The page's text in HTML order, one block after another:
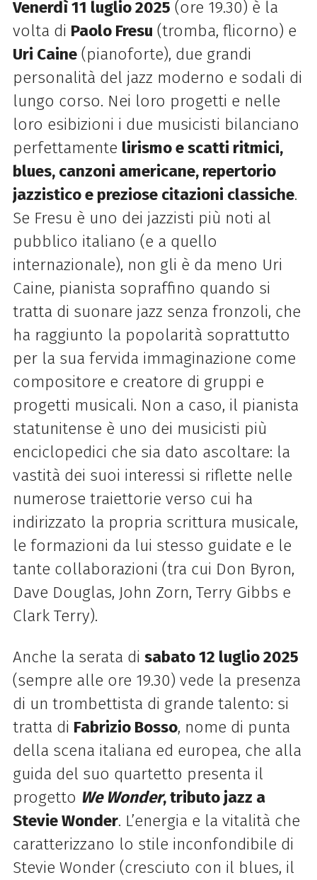
Venerdì 11 luglio 2025 (ore 19.30) è la
volta di Paolo Fresu (tromba, flicorno) e
Uri Caine(pianoforte), due grandi
personalità del jazz moderno e sodali di
lungo corso. Nei loro progetti e nelle
loro esibizioni i due musicisti bilanciano
perfettamente lirismo e scatti ritmici,
blues, canzoni americane, repertorio
jazzistico e preziose citazioni classiche.
Se Fresu è uno dei jazzisti più noti al
pubblico italiano (e a quello
internazionale), non gli è da meno Uri
Caine, pianista sopraffino quando si
tratta di suonare jazz senza fronzoli, che
ha raggiunto la popolarità soprattutto
per la sua fervida immaginazione come
compositore e creatore di gruppi e
progetti musicali. Non a caso, il pianista
statunitense è uno dei musicisti più
enciclopedici che sia dato ascoltare: la
vastità dei suoi interessi si riflette nelle
numerose traiettorie verso cui ha
indirizzato la propria scrittura musicale,
le formazioni da lui stesso guidate e le
tante collaborazioni (tra cui Don Byron,
Dave Douglas, John Zorn, Terry Gibbs e
Clark Terry).
Anche la serata di sabato 12 luglio 2025
(sempre alle ore 19.30) vede la presenza
di un trombettista di grande talento: si
tratta di Fabrizio Bosso, nome di punta
della scena italiana ed europea, che alla
guida del suo quartetto presenta il
progetto We Wonder, tributo jazz a
Stevie Wonder. L’energia e la vitalità che
caratterizzano lo stile inconfondibile di
Stevie Wonder (cresciuto con il blues, il